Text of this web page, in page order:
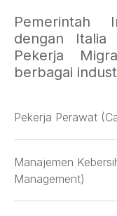
Pemerintah
dengan Italia
Pekerja
berbagai
Pekerja Perawat
Manajemen
Management)